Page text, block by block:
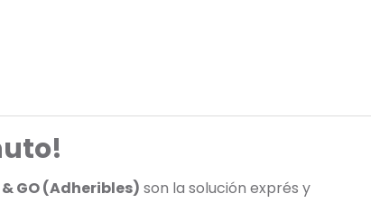
GO (Adheribles) son la solución exprés y